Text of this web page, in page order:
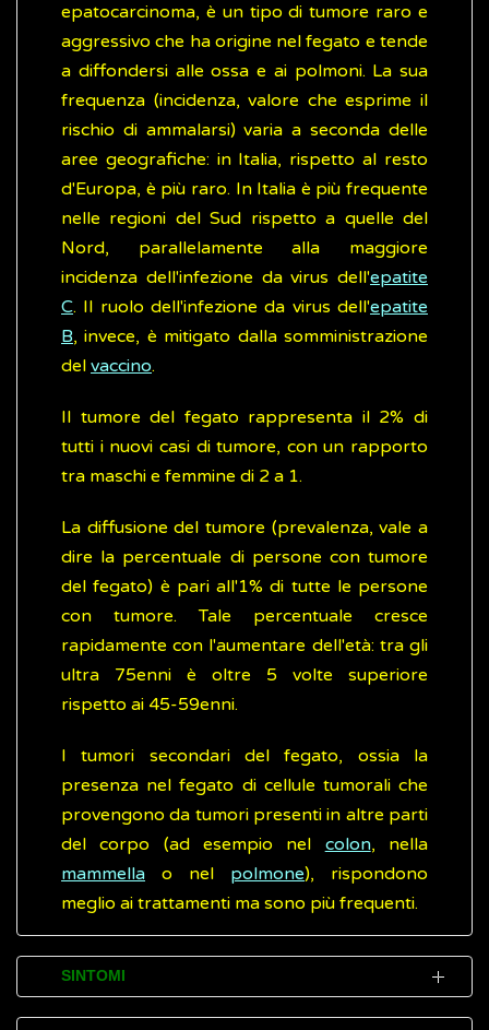
epatocarcinoma, è un tipo di tumore raro e
aggressivo che ha origine nel fegato e tende
a diffondersi alle ossa e ai polmoni. La sua
frequenza (incidenza, valore che esprime il
rischio di ammalarsi) varia a seconda delle
aree geografiche: in Italia, rispetto al resto
d'Europa, è più raro. In Italia è più frequente
nelle regioni del Sud rispetto a quelle del
Nord, parallelamente alla maggiore
incidenza dell'infezione da virus dell'epatite
C. Il ruolo dell'infezione da virus dell'epatite
B, invece, è mitigato dalla somministrazione
del vaccino.
Il tumore del fegato rappresenta il 2% di
tutti i nuovi casi di tumore, con un rapporto
tra maschi e femmine di 2 a 1.
La diffusione del tumore (prevalenza, vale a
dire la percentuale di persone con tumore
del fegato) è pari all'1% di tutte le persone
con tumore. Tale percentuale cresce
rapidamente con l'aumentare dell'età: tra gli
ultra 75enni è oltre 5 volte superiore
rispetto ai 45-59enni.
I tumori secondari del fegato, ossia la
presenza nel fegato di cellule tumorali che
provengono da tumori presenti in altre parti
del corpo (ad esempio nel colon, nella
mammella o nel polmone), rispondono
meglio ai trattamenti ma sono più frequenti.
SINTOMI